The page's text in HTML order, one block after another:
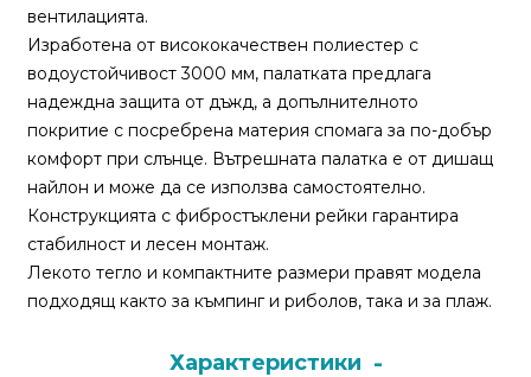
Комплекти
за
риболов
Сонари
За
нас
вентилацията.
Изработена от висококачествен полиестер с
водоустойчивост 3000 мм, палатката предлага
надеждна защита от дъжд, а допълнителното
покритие с посребрена материя спомага за по-добър
комфорт при слънце. Вътрешната палатка е от дишащ
найлон и може да се използва самостоятелно.
Конструкцията с фибростъклени рейки гарантира
стабилност и лесен монтаж.
Лекото тегло и компактните размери правят модела
подходящ както за къмпинг и риболов, така и за плаж.
Характеристики